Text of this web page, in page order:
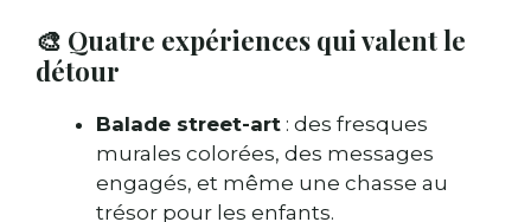
🎨 Quatre expériences qui valent le
détour
Balade street-art : des fresques
murales colorées, des messages
engagés, et même une chasse au
trésor pour les enfants.